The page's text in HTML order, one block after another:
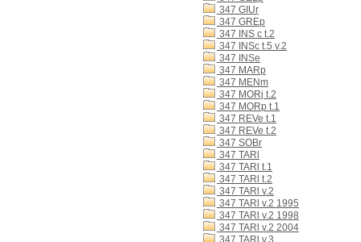
347 GIUr
347 GREp
347 INS c t.2
347 INSc t.5 v.2
347 INSe
347 MARp
347 MENm
347 MORj t.2
347 MORp t.1
347 REVe t.1
347 REVe t.2
347 SOBr
347 TARl
347 TARl t.1
347 TARl t.2
347 TARl v.2
347 TARl v.2 1995
347 TARl v.2 1998
347 TARl v.2 2004
347 TARl v.3